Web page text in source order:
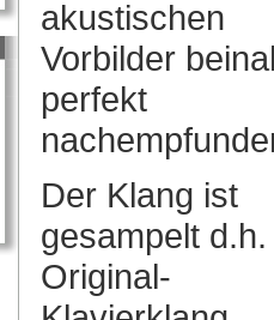
akustischen
Vorbilder
perfekt
Der Klang ist
gesampelt
Original-